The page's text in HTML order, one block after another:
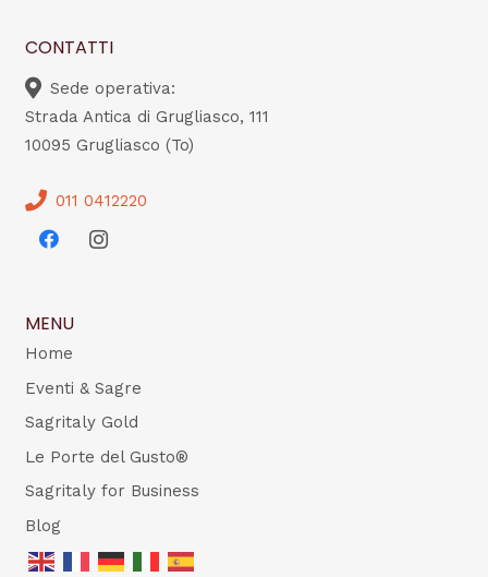
CONTATTI
Sede operativa:
Strada Antica di Grugliasco, 111
10095 Grugliasco (To)
011 0412220
MENU
Home
Eventi & Sagre
Sagritaly Gold
Le Porte del Gusto®
Sagritaly for Business
Blog